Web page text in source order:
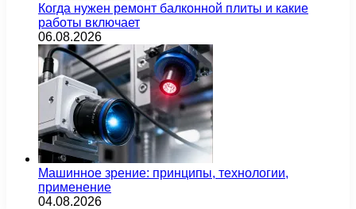
Когда нужен ремонт балконной плиты и какие
работы включает
06.08.2026
Машинное зрение: принципы, технологии,
применение
04.08.2026